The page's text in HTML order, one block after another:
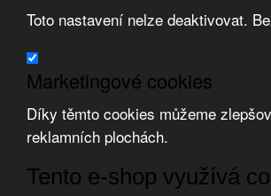
Toto nastavení nelze deaktivovat.
Marketingové cookies
Díky těmto cookies můžeme
reklamních plochách.
Tento e-shop využívá
Zvolte měnu:
Přihlásit uživatele